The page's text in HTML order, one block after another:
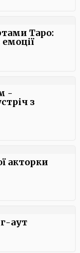
Таро:
-
з
акторки
аут